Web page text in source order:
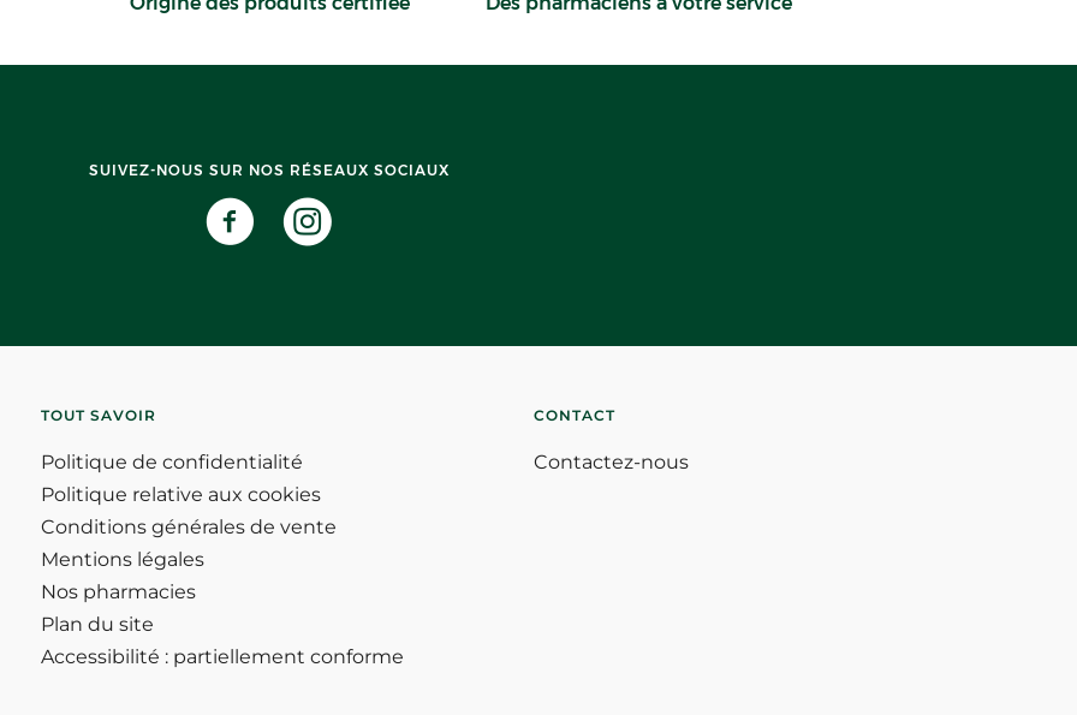
SUIVEZ-NOUS SUR NOS RÉSEAUX SOCIAUX
TOUT SAVOIR
Politique de confidentialité
Politique relative aux cookies
Conditions générales de vente
Mentions légales
Nos pharmacies
Plan du site
Accessibilité : partiellement conforme
CONTACT
Contactez-nous